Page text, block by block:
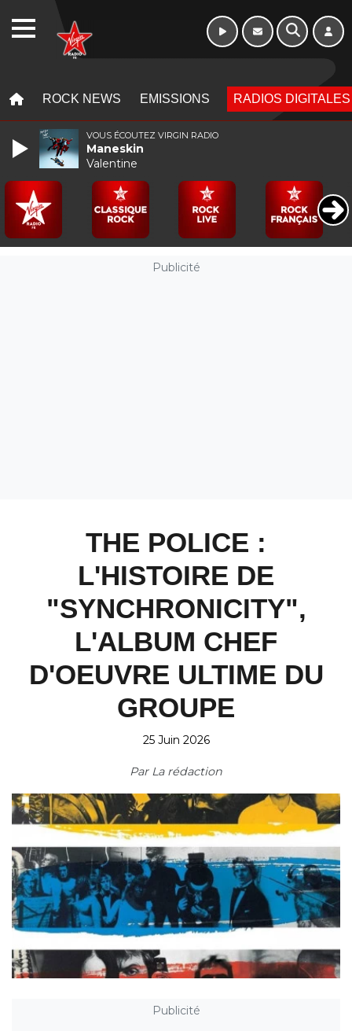
ROCK NEWS EMISSIONS RADIOS DIGITALES
Publicité
THE POLICE :
L'HISTOIRE DE
"SYNCHRONICITY",
L'ALBUM CHEF
D'OEUVRE ULTIME DU
GROUPE
25 Juin 2026
Par La rédaction
Publicité
VOUS ÉCOUTEZ VIRGIN RADIO
Maneskin
Valentine
WEBRADIO